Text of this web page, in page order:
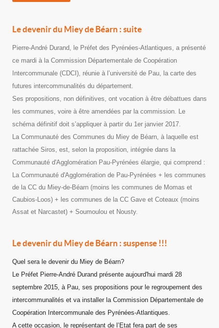
Le devenir du Miey de Béarn : suite
Pierre-André Durand, le Préfet des Pyrénées-Atlantiques, a présenté
ce mardi à la Commission Départementale de Coopération
Intercommunale (CDCI), réunie à l’université de Pau, la carte des
futures intercommunalités du département.
Ses propositions, non définitives, ont vocation à être débattues dans
les communes, voire à être amendées par la commission. Le
schéma définitif doit s’appliquer à partir du 1er janvier 2017.
La Communauté des Communes du Miey de Béarn, à laquelle est
rattachée Siros, est, selon la proposition, intégrée dans la
Communauté d'Agglomération Pau-Pyrénées élargie, qui comprend :
La Communauté d'Agglomération de Pau-Pyrénées + les communes
de la CC du Miey-de-Béarn (moins les communes de Momas et
Caubios-Loos) + les communes de la CC Gave et Coteaux (moins
Assat et Narcastet) + Soumoulou et Nousty.
Le devenir du Miey de Béarn : suspense !!!
Quel sera le devenir du Miey de Béarn?
Le Préfet Pierre-André Durand présente aujourd'hui mardi 28
septembre 2015, à Pau, ses propositions pour le regroupement des
intercommunalités et va installer l a Commission Départementale de
Coopération Intercommunale des Pyrénées-Atlantiques
A cette occasion, le représentant de l’Etat fera part de ses